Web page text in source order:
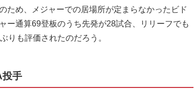
ため、メジャーでの居場所が定まらなかったビド
ー通算69登板のうち先発が28試合、リリーフでも
りも評価されたのだろう。
投手